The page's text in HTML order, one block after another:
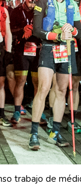
trabajo de